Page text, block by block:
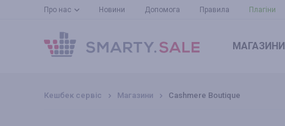
Про нас Новини Допомога Правила Плагіни
МАГАЗИНИ
Кешбек сервіс Магазини Cashmere Boutique